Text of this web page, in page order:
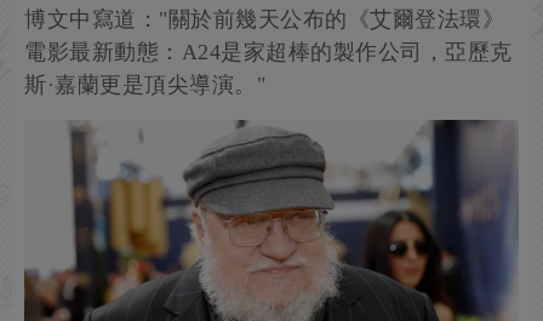
博文中寫道："關於前幾天公布的《艾爾登法環》
電影最新動態：A24是家超棒的製作公司，亞歷克
斯·嘉蘭更是頂尖導演。"